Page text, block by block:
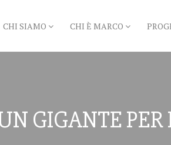
CHI SIAMO CHI È MARCO
GIGANTE PER